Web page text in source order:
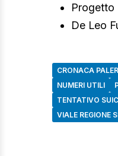
Progetto
De Leo
CRONACA
NUMERI UTILI
TENTATIVO
VIALE REGIONE